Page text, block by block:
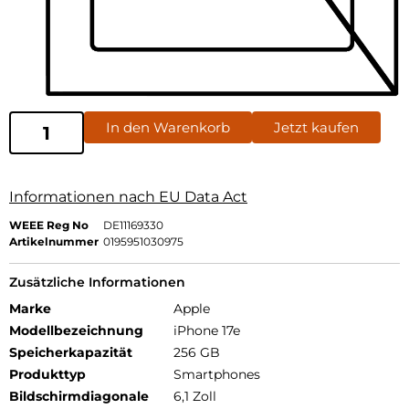
In den Warenkorb Jetzt kaufen
Informationen nach EU Data Act
WEEE Reg No
DE11169330
Artikelnummer 0195951030975
Zusätzliche Informationen
Marke
Apple
Modellbezeichnung
iPhone 17e
Speicherkapazität
256 GB
Produkttyp
Smartphones
Bildschirmdiagonale
6,1 Zoll